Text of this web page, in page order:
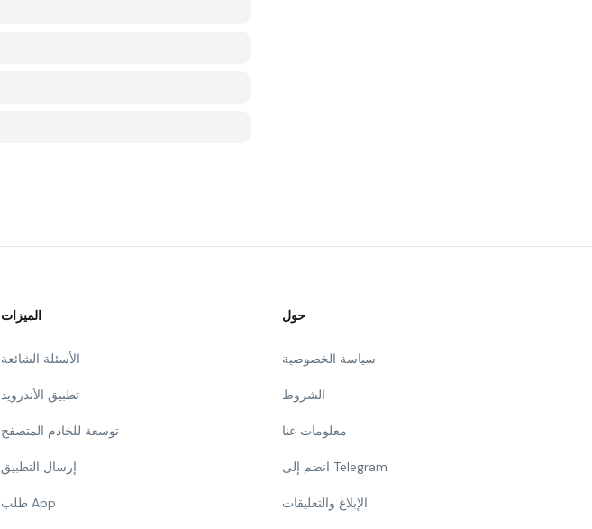
الميزات
الأسئلة الشائعة
تطبيق الأندرويد
توسعة للخادم المتصفح
إرسال التطبيق
طلب App
حول
سياسة الخصوصية
الشروط
معلومات عنا
انضم إلى Telegram
الإبلاغ والتعليقات